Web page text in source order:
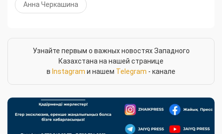
Анна Черкашина
Узнайте первым о важных новостях Западного
Казахстана на нашей странице
в Instagram и нашем Telegram - канале